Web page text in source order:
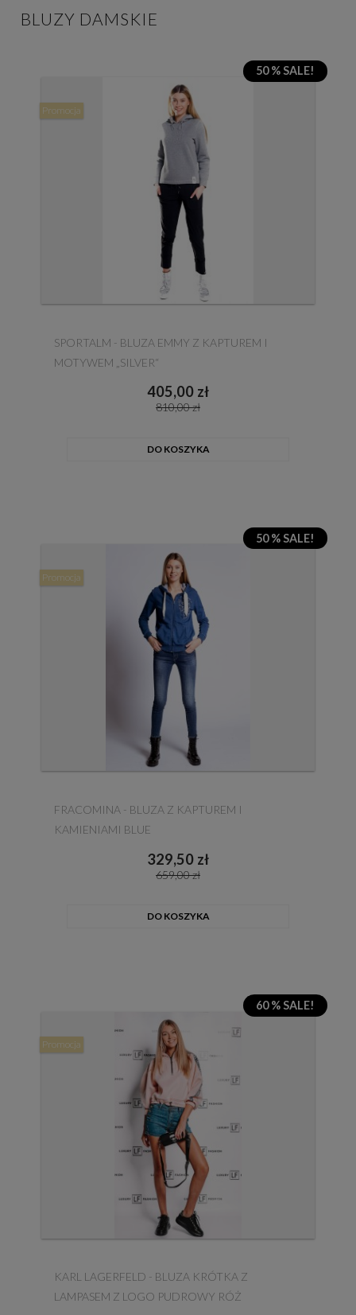
BLUZY DAMSKIE
50 % SALE!
SPORTALM - BLUZA EMMY Z KAPTUREM I
MOTYWEM „SILVER“
405,00 zł
810,00 zł
DO KOSZYKA
Promocja
50 % SALE!
FRACOMINA - BLUZA Z KAPTUREM I
KAMIENIAMI BLUE
329,50 zł
659,00 zł
DO KOSZYKA
Promocja
60 % SALE!
KARL LAGERFELD - BLUZA KRÓTKA Z
LAMPASEM Z LOGO PUDROWY RÓŻ
Promocja